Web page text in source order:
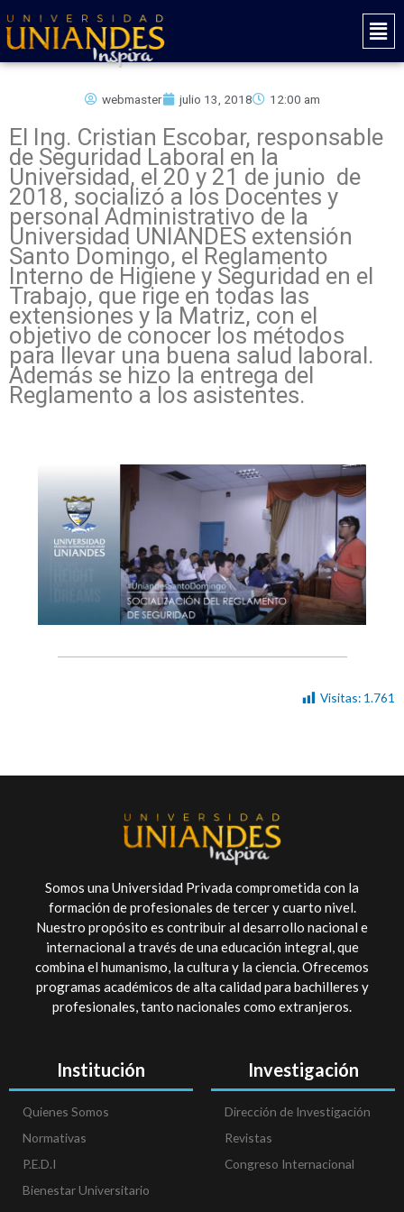
al
contenido
Main
webmaster julio 13, 2018 12:00 am
El Ing. Cristian Escobar, responsable
de Seguridad Laboral en la
Universidad, el 20 y 21 de junio de
2018, socializó a los Docentes y
personal Administrativo de la
Universidad UNIANDES extensión
Santo Domingo, el Reglamento
Interno de Higiene y Seguridad en el
Trabajo, que rige en todas las
extensiones y la Matriz, con el
objetivo de conocer los métodos
para llevar una buena salud laboral.
Además se hizo la entrega del
Reglamento a los asistentes.
Visitas: 1.761
Somos una Universidad Privada comprometida con la
formación de profesionales de tercer y cuarto nivel.
Nuestro propósito es contribuir al desarrollo nacional e
internacional a través de una educación integral, que
combina el humanismo, la cultura y la ciencia. Ofrecemos
programas académicos de alta calidad para bachilleres y
profesionales, tanto nacionales como extranjeros.
Institución
Quienes Somos
Normativas
P.E.D.I
Bienestar Universitario
Investigación
Dirección de Investigación
Revistas
Congreso Internacional